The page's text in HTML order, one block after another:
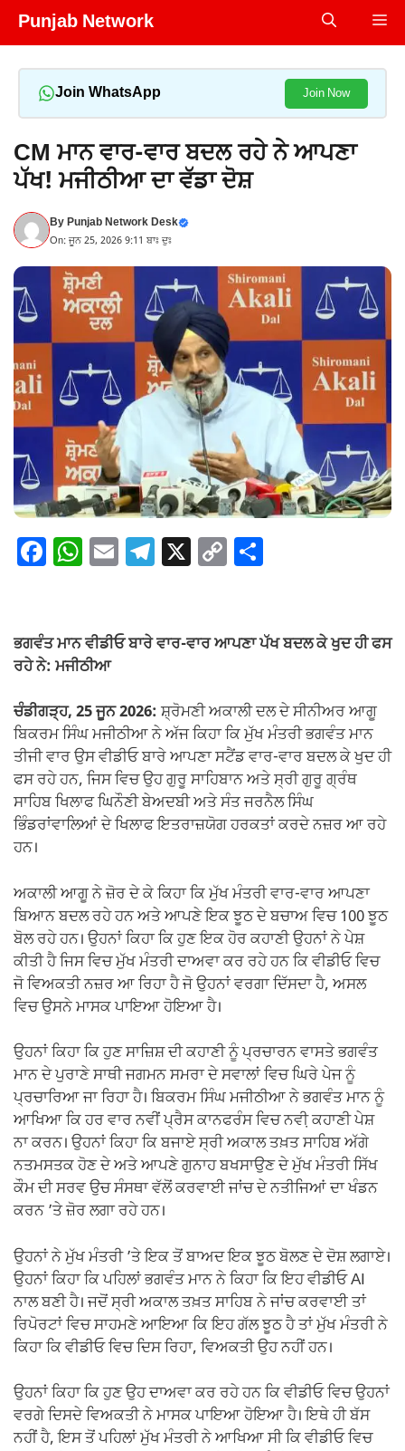
Skip
Punjab Network
Join WhatsApp Join Now
CM ਮਾਨ ਵਾਰ-ਵਾਰ ਬਦਲ ਰਹੇ ਨੇ ਆਪਣਾ
ਪੱਖ! ਮਜੀਠੀਆ ਦਾ ਵੱਡਾ ਦੋਸ਼
ByPunjab Network Desk
On: ਜੂਨ 25, 2026 9:11 ਬਾਃ ਦੁਃ
F
e
b
o
o
k
W
s
A
p
p
E T
gr
m
X C
y
n
k
e
ਭਗਵੰਤ ਮਾਨ ਵੀਡੀਓ ਬਾਰੇ ਵਾਰ-ਵਾਰ ਆਪਣਾ ਪੱਖ ਬਦਲ ਕੇ ਖੁਦ ਹੀ ਫਸ
ਰਹੇ ਨੇ: ਮਜੀਠੀਆ
ਚੰਡੀਗੜ੍ਹ, 25 ਜੂਨ 2026: ਸ਼੍ਰੋਮਣੀ ਅਕਾਲੀ ਦਲ ਦੇ ਸੀਨੀਅਰ ਆਗੂ
ਬਿਕਰਮ ਸਿੰਘ ਮਜੀਠੀਆ ਨੇ ਅੱਜ ਕਿਹਾ ਕਿ ਮੁੱਖ ਮੰਤਰੀ ਭਗਵੰਤ ਮਾਨ
ਤੀਜੀ ਵਾਰ ਉਸ ਵੀਡੀਓ ਬਾਰੇ ਆਪਣਾ ਸਟੈਂਡ ਵਾਰ-ਵਾਰ ਬਦਲ ਕੇ ਖੁਦ ਹੀ
ਫਸ ਰਹੇ ਹਨ, ਜਿਸ ਵਿਚ ਉਹ ਗੁਰੂ ਸਾਹਿਬਾਨ ਅਤੇ ਸ੍ਰੀ ਗੁਰੂ ਗ੍ਰੰਥ
ਸਾਹਿਬ ਖਿਲਾਫ ਘਿਨੌਣੀ ਬੇਅਦਬੀ ਅਤੇ ਸੰਤ ਜਰਨੈਲ ਸਿੰਘ
ਭਿੰਡਰਾਂਵਾਲਿਆਂ ਦੇ ਖਿਲਾਫ ਇਤਰਾਜ਼ਯੋਗ ਹਰਕਤਾਂ ਕਰਦੇ ਨਜ਼ਰ ਆ ਰਹੇ
ਹਨ।
ਅਕਾਲੀ ਆਗੂ ਨੇ ਜ਼ੋਰ ਦੇ ਕੇ ਕਿਹਾ ਕਿ ਮੁੱਖ ਮੰਤਰੀ ਵਾਰ-ਵਾਰ ਆਪਣਾ
ਬਿਆਨ ਬਦਲ ਰਹੇ ਹਨ ਅਤੇ ਆਪਣੇ ਇਕ ਝੂਠ ਦੇ ਬਚਾਅ ਵਿਚ 100 ਝੂਠ
ਬੋਲ ਰਹੇ ਹਨ। ਉਹਨਾਂ ਕਿਹਾ ਕਿ ਹੁਣ ਇਕ ਹੋਰ ਕਹਾਣੀ ਉਹਨਾਂ ਨੇ ਪੇਸ਼
ਕੀਤੀ ਹੈ ਜਿਸ ਵਿਚ ਮੁੱਖ ਮੰਤਰੀ ਦਾਅਵਾ ਕਰ ਰਹੇ ਹਨ ਕਿ ਵੀਡੀਓ ਵਿਚ
ਜੋ ਵਿਅਕਤੀ ਨਜ਼ਰ ਆ ਰਿਹਾ ਹੈ ਜੋ ਉਹਨਾਂ ਵਰਗਾ ਦਿੱਸਦਾ ਹੈ, ਅਸਲ
ਵਿਚ ਉਸਨੇ ਮਾਸਕ ਪਾਇਆ ਹੋਇਆ ਹੈ।
ਉਹਨਾਂ ਕਿਹਾ ਕਿ ਹੁਣ ਸਾਜ਼ਿਸ਼ ਦੀ ਕਹਾਣੀ ਨੂੰ ਪ੍ਰਚਾਰਨ ਵਾਸਤੇ ਭਗਵੰਤ
ਮਾਨ ਦੇ ਪੁਰਾਣੇ ਸਾਥੀ ਜਗਮਨ ਸਮਰਾ ਦੇ ਸਵਾਲਾਂ ਵਿਚ ਘਿਰੇ ਪੇਜ ਨੂੰ
ਪ੍ਰਚਾਰਿਆ ਜਾ ਰਿਹਾ ਹੈ। ਬਿਕਰਮ ਸਿੰਘ ਮਜੀਠੀਆ ਨੇ ਭਗਵੰਤ ਮਾਨ ਨੂੰ
ਆਖਿਆ ਕਿ ਹਰ ਵਾਰ ਨਵੀਂ ਪ੍ਰੈਸ ਕਾਨਫਰੰਸ ਵਿਚ ਨਵੀ਼ ਕਹਾਣੀ ਪੇਸ਼
ਨਾ ਕਰਨ। ਉਹਨਾਂ ਕਿਹਾ ਕਿ ਬਜਾਏ ਸ੍ਰੀ ਅਕਾਲ ਤਖ਼ਤ ਸਾਹਿਬ ਅੱਗੇ
ਨਤਮਸਤਕ ਹੋਣ ਦੇ ਅਤੇ ਆਪਣੇ ਗੁਨਾਹ ਬਖਸਾਉਣ ਦੇ ਮੁੱਖ ਮੰਤਰੀ ਸਿੱਖ
ਕੌਮ ਦੀ ਸਰਵ ਉਚ ਸੰਸਥਾ ਵੱਲੋਂ ਕਰਵਾਈ ਜਾਂਚ ਦੇ ਨਤੀਜਿਆਂ ਦਾ ਖੰਡਨ
ਕਰਨ ’ਤੇ ਜ਼ੋਰ ਲਗਾ ਰਹੇ ਹਨ।
ਉਹਨਾਂ ਨੇ ਮੁੱਖ ਮੰਤਰੀ ’ਤੇ ਇਕ ਤੋਂ ਬਾਅਦ ਇਕ ਝੂਠ ਬੋਲਣ ਦੇ ਦੋਸ਼ ਲਗਾਏ।
ਉਹਨਾਂ ਕਿਹਾ ਕਿ ਪਹਿਲਾਂ ਭਗਵੰਤ ਮਾਨ ਨੇ ਕਿਹਾ ਕਿ ਇਹ ਵੀਡੀਓ AI
ਨਾਲ ਬਣੀ ਹੈ। ਜਦੋਂ ਸ੍ਰੀ ਅਕਾਲ ਤਖ਼ਤ ਸਾਹਿਬ ਨੇ ਜਾਂਚ ਕਰਵਾਈ ਤਾਂ
ਰਿਪੋਰਟਾਂ ਵਿਚ ਸਾਹਮਣੇ ਆਇਆ ਕਿ ਇਹ ਗੱਲ ਝੂਠ ਹੈ ਤਾਂ ਮੁੱਖ ਮੰਤਰੀ ਨੇ
ਕਿਹਾ ਕਿ ਵੀਡੀਓ ਵਿਚ ਦਿਸ ਰਿਹਾ, ਵਿਅਕਤੀ ਉਹ ਨਹੀਂ ਹਨ।
ਉਹਨਾਂ ਕਿਹਾ ਕਿ ਹੁਣ ਉਹ ਦਾਅਵਾ ਕਰ ਰਹੇ ਹਨ ਕਿ ਵੀਡੀਓ ਵਿਚ ਉਹਨਾਂ
ਵਰਗੇ ਦਿਸਦੇ ਵਿਅਕਤੀ ਨੇ ਮਾਸਕ ਪਾਇਆ ਹੋਇਆ ਹੈ। ਇਥੇ ਹੀ ਬੱਸ
ਨਹੀਂ ਹੈ, ਇਸ ਤੋਂ ਪਹਿਲਾਂ ਮੁੱਖ ਮੰਤਰੀ ਨੇ ਆਖਿਆ ਸੀ ਕਿ ਵੀਡੀਓ ਵਿਚ